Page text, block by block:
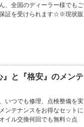
、全国のディーラー様でもご
証を受けられます☆※現状販
と『格安』のメンテ
いつでも修理、点検整備を実
ンテナンスをお得なセットに
イル交換何回でも無料☆点